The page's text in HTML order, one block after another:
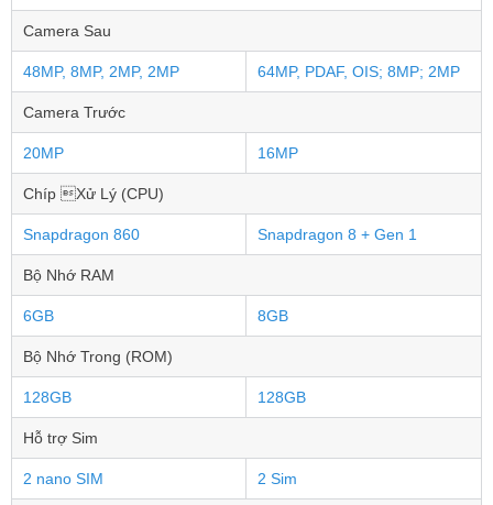
Camera Sau
48MP, 8MP, 2MP, 2MP 64MP, PDAF, OIS; 8MP; 2MP
Camera Trước
20MP 16MP
Chíp Xử Lý (CPU)
Snapdragon 860 Snapdragon 8 + Gen 1
Bộ Nhớ RAM
6GB 8GB
Bộ Nhớ Trong (ROM)
128GB 128GB
Hỗ trợ Sim
2 nano SIM 2 Sim